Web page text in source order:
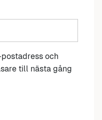
och
till nästa gång